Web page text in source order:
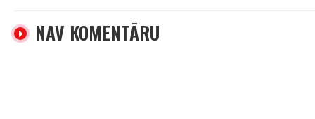
NAV KOMENTĀRU